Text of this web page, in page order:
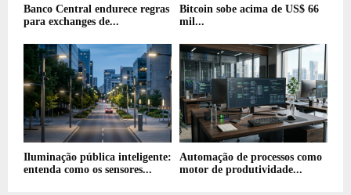
Banco Central endurece regras
para exchanges de...
Bitcoin sobe acima de US$ 66
mil...
Iluminação pública inteligente:
entenda como os sensores...
Automação de processos como
motor de produtividade...